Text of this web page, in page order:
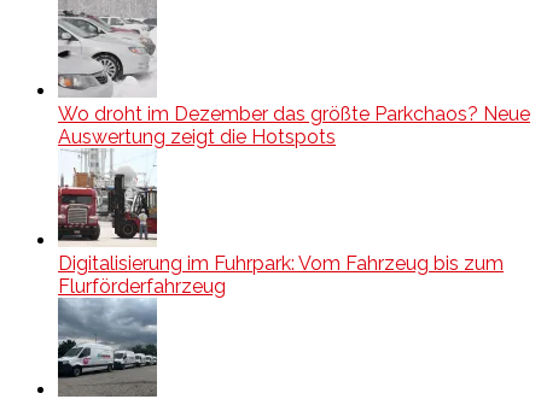
Wo droht im Dezember das größte Parkchaos? Neue
Auswertung zeigt die Hotspots
Digitalisierung im Fuhrpark: Vom Fahrzeug bis zum
Flurförderfahrzeug